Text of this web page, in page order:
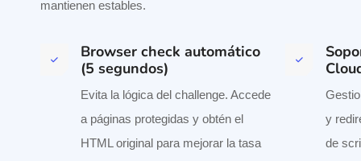
mantienen estables.
Browser check automático
(5 segundos)
Evita la lógica del challenge. Accede
a páginas protegidas y obtén el
HTML original para mejorar la tasa
y
de